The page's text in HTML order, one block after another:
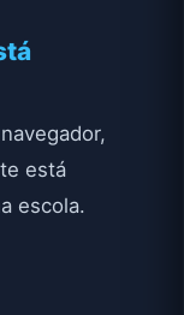
está
escola.